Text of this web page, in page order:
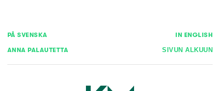
PÅ SVENSKA IN ENGLISH
ANNA PALAUTETTA SIVUN ALKUUN